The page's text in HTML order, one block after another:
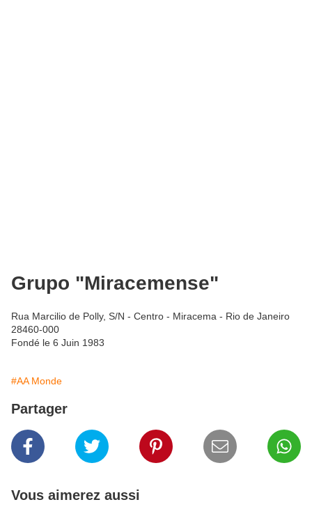
Grupo "Miracemense"
Rua Marcilio de Polly, S/N - Centro - Miracema - Rio de Janeiro
28460-000
Fondé le 6 Juin 1983
#AA Monde
Partager
Vous aimerez aussi